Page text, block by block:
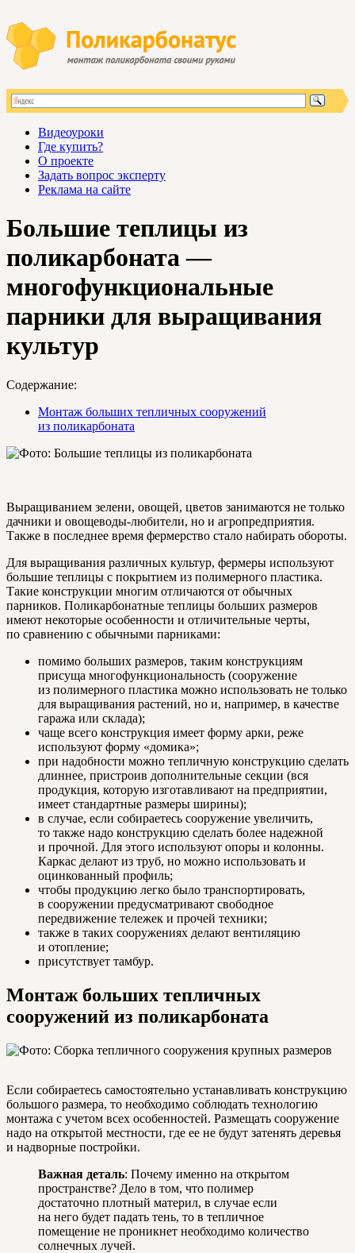
Видеоуроки
Где купить?
О проекте
Задать вопрос эксперту
Реклама на сайте
Большие теплицы из
поликарбоната —
многофункциональные
парники для выращивания
культур
Содержание:
Монтаж больших тепличных сооружений
из поликарбоната
Выращиванием зелени, овощей, цветов занимаются не только
дачники и овощеводы-любители, но и агропредприятия.
Также в последнее время фермерство стало набирать обороты.
Для выращивания различных культур, фермеры используют
большие теплицы с покрытием из полимерного пластика.
Такие конструкции многим отличаются от обычных
парников. Поликарбонатные теплицы больших размеров
имеют некоторые особенности и отличительные черты,
по сравнению с обычными парниками:
помимо больших размеров, таким конструкциям
присуща многофункциональность (сооружение
из полимерного пластика можно использовать не только
для выращивания растений, но и, например, в качестве
гаража или склада);
чаще всего конструкция имеет форму арки, реже
используют форму «домика»;
при надобности можно тепличную конструкцию сделать
длиннее, пристроив дополнительные секции (вся
продукция, которую изготавливают на предприятии,
имеет стандартные размеры ширины);
в случае, если собираетесь сооружение увеличить,
то также надо конструкцию сделать более надежной
и прочной. Для этого используют опоры и колонны.
Каркас делают из труб, но можно использовать и
оцинкованный профиль;
чтобы продукцию легко было транспортировать,
в сооружении предусматривают свободное
передвижение тележек и прочей техники;
также в таких сооружениях делают вентиляцию
и отопление;
присутствует тамбур.
Монтаж больших тепличных
сооружений из поликарбоната
Если собираетесь самостоятельно устанавливать конструкцию
большого размера, то необходимо соблюдать технологию
монтажа с учетом всех особенностей. Размещать сооружение
надо на открытой местности, где ее не будут затенять деревья
и надворные постройки.
Важная деталь: Почему именно на открытом
пространстве? Дело в том, что полимер
достаточно плотный материл, в случае если
на него будет падать тень, то в тепличное
помещение не проникнет необходимо количество
солнечных лучей.